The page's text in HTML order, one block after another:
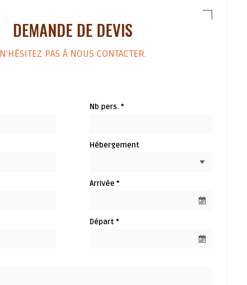
DEMANDE DE DEVIS
N'HÉSITEZ PAS À NOUS CONTACTER.
Nb pers. *
Hébergement
Arrivée *
Départ *